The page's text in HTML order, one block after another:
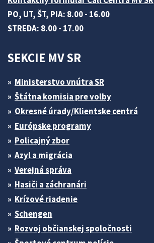
PO, UT, ŠT, PIA: 8.00 - 16.00
STREDA: 8.00 - 17.00
SEKCIE MV SR
Ministerstvo vnútra SR
Štátna komisia pre volby
Okresné úrady/Klientske centrá
Európske programy
Policajný zbor
Azyl a migrácia
Verejná správa
Hasiči a záchranári
Krízové riadenie
Schengen
Rozvoj občianskej spoločnosti